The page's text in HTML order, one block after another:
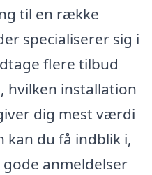
til en række
specialiserer sig i
flere tilbud
hvilken installation
dig mest værdi
kan du få indblik i,
anmeldelser